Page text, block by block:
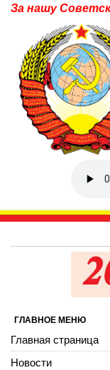
За нашу
ГЛАВНОЕ МЕНЮ
Главная страница
Новости